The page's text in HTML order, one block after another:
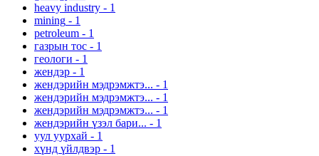
heavy industry - 1
mining - 1
petroleum - 1
газрын тос - 1
геологи - 1
жендэр - 1
жендэрийн мэдрэмжтэ... - 1
жендэрийн мэдрэмжтэ... - 1
жендэрийн мэдрэмжтэ... - 1
жендэрийн үзэл бари... - 1
уул уурхай - 1
хүнд үйлдвэр - 1